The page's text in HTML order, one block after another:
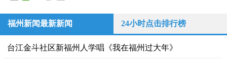
福州新闻最新新闻 24小时点击排行榜
台江金斗社区新福州人学唱《我在福州过大年》